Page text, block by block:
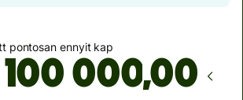
pontosan ennyit kap
,00